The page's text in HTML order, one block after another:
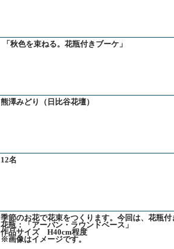
「秋色を束ねる。花瓶付きブーケ」
熊澤みどり（日比谷花壇）
12名
季節のお花で花束をつくります。今回は、花瓶
花瓶：「アーバン・ラウンドベース」
作品サイズ H40cm程度
※画像はイメージです。